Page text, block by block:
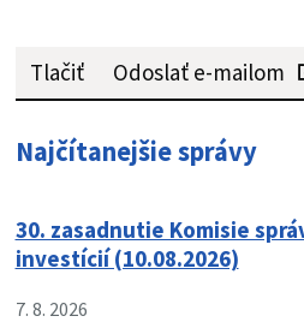
Tlačiť Odoslať e-mailom
Najčítanejšie správy
30. zasadnutie Komisie
investícií (10.08.2026)
7. 8. 2026